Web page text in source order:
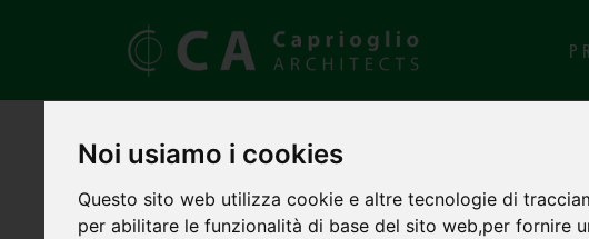
Noi usiamo i cookies
Questo sito web utilizza cookie e altre tecnologie di
per abilitare le funzionalità di base del sito web,per fornire